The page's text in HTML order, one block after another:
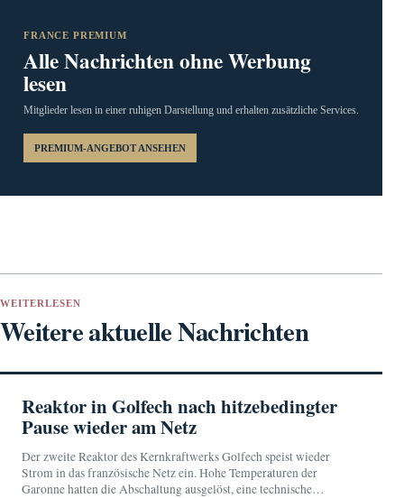
FRANCE PREMIUM
Alle Nachrichten ohne Werbung
lesen
Mitglieder lesen in einer ruhigen Darstellung und erhalten zusätzliche Services.
PREMIUM-ANGEBOT ANSEHEN
WEITERLESEN
Weitere aktuelle Nachrichten
Reaktor in Golfech nach hitzebedingter
Pause wieder am Netz
Der zweite Reaktor des Kernkraftwerks Golfech speist wieder
Strom in das französische Netz ein. Hohe Temperaturen der
Garonne hatten die Abschaltung ausgelöst, eine technische